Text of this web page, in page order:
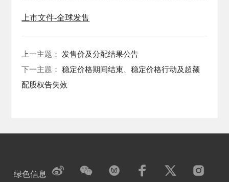
上市文件-全球发售
上一主题： 发售价及分配结果公告
下一主题：稳定价格期间结束、稳定价格行动及超额
配股权告失效
绿色信息